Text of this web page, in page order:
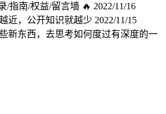
/指南/权益/留言墙 🔥 2022/11/16
近，公开知识就越少 2022/11/15
新东西，去思考如何度过有深度的一